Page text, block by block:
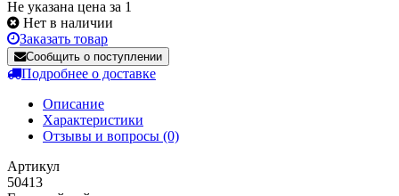
Не указана цена за 1
Нет в наличии
Заказать товар
Сообщить о поступлении
Подробнее о доставке
Описание
Характеристики
Отзывы и вопросы (0)
Артикул
50413